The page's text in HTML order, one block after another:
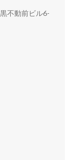
不動前ビル6-